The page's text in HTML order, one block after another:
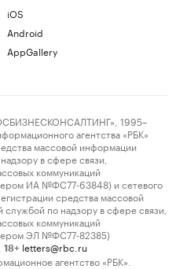
iOS
Android
AppGallery
1995–
агентства «РБК»
массовой информации
в сфере связи,
коммуникаций
ИА №ФС77-63848) и сетевого
средства массовой
по надзору в сфере связи,
коммуникаций
ЭЛ №ФС77-82385)
18+ letters@rbc.ru
агентство «РБК».